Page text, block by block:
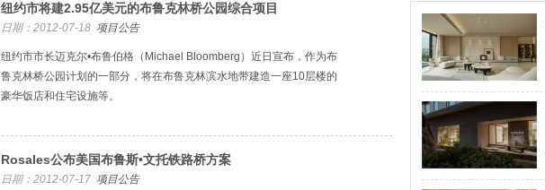
纽约市将建2.95亿美元的布鲁克林桥公园综合项目
日期：2012-07-18 项目公告
纽约市市长迈克尔•布鲁伯格（Michael Bloomberg）近日宣布，作为布
鲁克林桥公园计划的一部分，将在布鲁克林滨水地带建造一座10层楼的
豪华饭店和住宅设施等。
Rosales公布美国布鲁斯•文托铁路桥方案
日期：2012-07-17 项目公告